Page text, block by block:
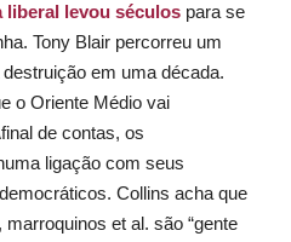
liberal levou séculos para se
Tony Blair percorreu um
em uma década.
o Oriente Médio vai
de contas, os
ligação com seus
Collins acha que
marroquinos et al. são “gente